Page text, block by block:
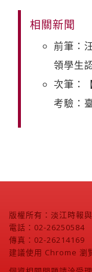
相關新聞
前筆：
領學生
次筆：
考驗：
版權所有：淡江時報
電話：02-26250584
傳真：02-26214169
建議使用 Chrome 瀏